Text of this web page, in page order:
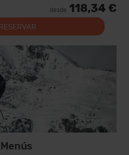
desde 118,34 €